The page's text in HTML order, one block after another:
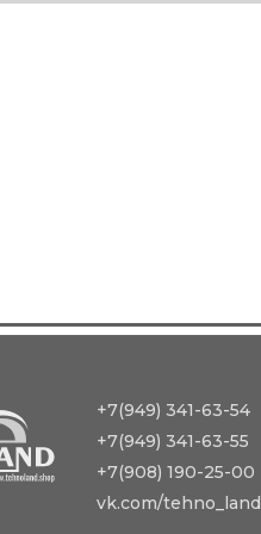
+7(949) 341-63-54
+7(949) 341-63-55
+7(908) 190-25-00
vk.com/tehno_land